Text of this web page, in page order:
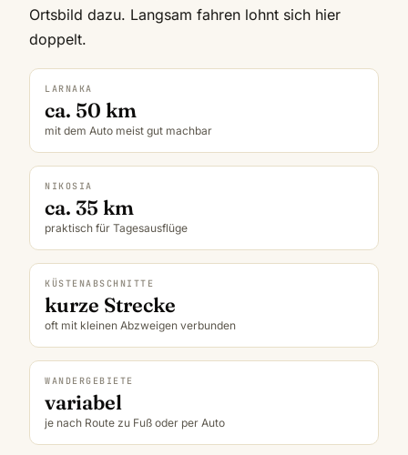
Ortsbild dazu. Langsam fahren lohnt sich hier
doppelt.
LARNAKA
ca. 50 km
mit dem Auto meist gut machbar
NIKOSIA
ca. 35 km
praktisch für Tagesausflüge
KÜSTENABSCHNITTE
kurze Strecke
oft mit kleinen Abzweigen verbunden
WANDERGEBIETE
variabel
je nach Route zu Fuß oder per Auto